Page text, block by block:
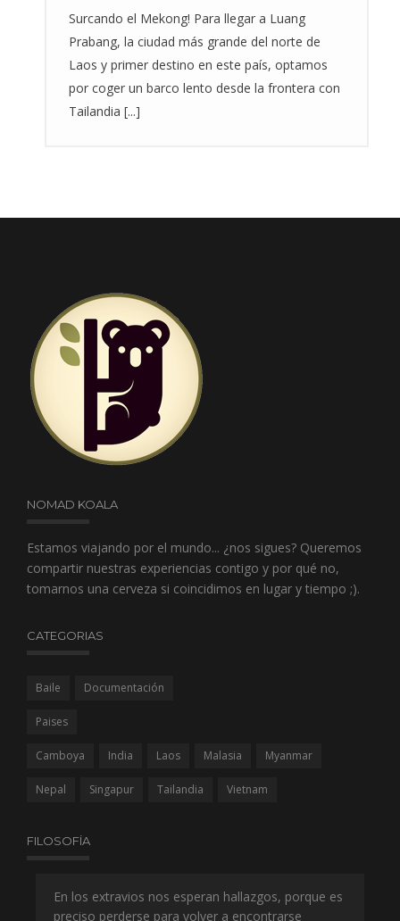
Surcando el Mekong! Para llegar a Luang
Prabang, la ciudad más grande del norte de
Laos y primer destino en este país, optamos
por coger un barco lento desde la frontera con
Tailandia [...]
NOMAD KOALA
Estamos viajando por el mundo... ¿nos sigues? Queremos
compartir nuestras experiencias contigo y por qué no,
tomarnos una cerveza si coincidimos en lugar y tiempo ;).
CATEGORIAS
Baile Documentación
Paises
Camboya India Laos Malasia Myanmar
Nepal Singapur Tailandia Vietnam
FILOSOFÍA
En los extravios nos esperan hallazgos, porque es
preciso perderse para volver a encontrarse